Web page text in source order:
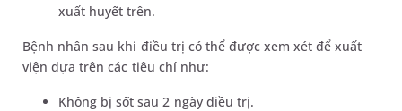
xuất huyết trên.
Bệnh nhân sau khi điều trị có thể được xem xét để xuất
viện dựa trên các tiêu chí như:
Không bị sốt sau 2 ngày điều trị.